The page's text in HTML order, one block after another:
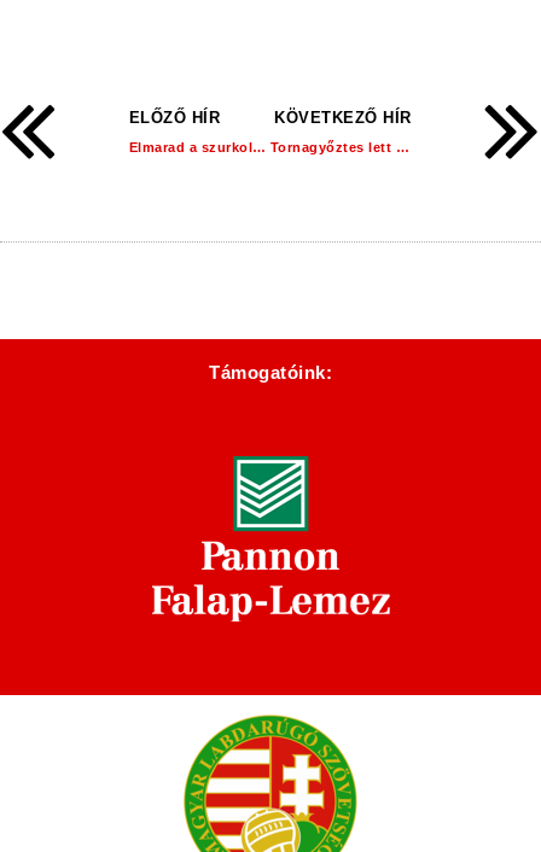
ELŐZŐ HÍR
Elmarad a szurkolói ankét!
KÖVETKEZŐ HÍR
Tornagyőztes lett U10-es csapatunk!
Támogatóink: